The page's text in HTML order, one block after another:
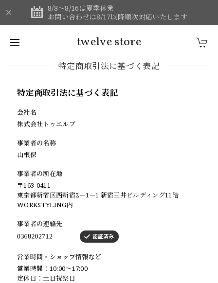
8/8～8/16は夏季休業
お問い合わせは8/17以降順次対応いたします
twelve store
特定商取引法に基づく表記
特定商取引法に基づく表記
会社名
株式会社トゥエルブ
事業者の名称
山根保
事業者の所在地
〒163-0411
東京都新宿区西新宿2－1－1 新宿三井ビルディング11階
WORKSTYLING内
事業者の連絡先
営業時間・ショップ情報など
営業時間：10:00〜17:00
定休日：土日祝祭日